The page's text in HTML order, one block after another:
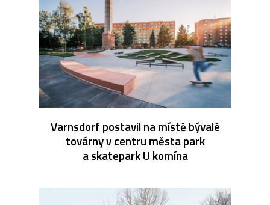
Varnsdorf postavil na místě bývalé
továrny v centru města park
a skatepark U komína